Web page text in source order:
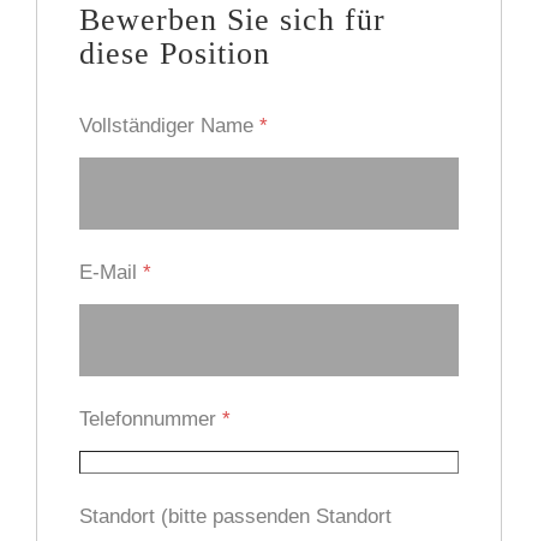
Bewerben Sie sich für
diese Position
Vollständiger Name *
E-Mail *
Telefonnummer *
Standort (bitte passenden Standort